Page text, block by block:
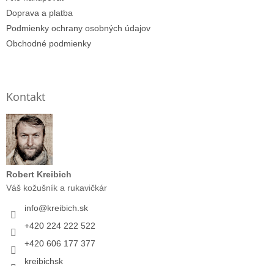
Doprava a platba
Podmienky ochrany osobných údajov
Obchodné podmienky
Kontakt
Robert Kreibich
Váš kožušník a rukavičkár
info@kreibich.sk
+420 224 222 522
+420 606 177 377
kreibichsk